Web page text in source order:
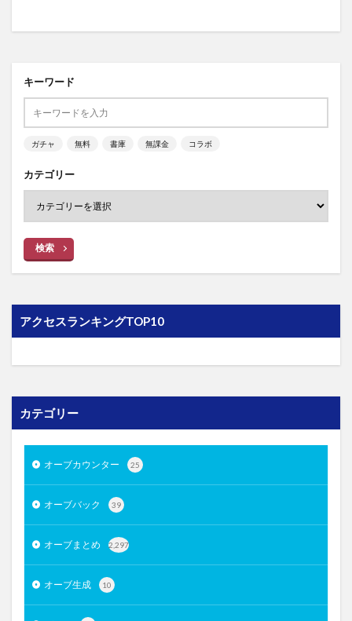
キーワード
ガチャ 無料 書庫 無課金 コラボ
カテゴリー
検索
アクセスランキングTOP10
カテゴリー
オーブカウンター 25
オーブバック 39
オーブまとめ 2,297
オーブ生成 10